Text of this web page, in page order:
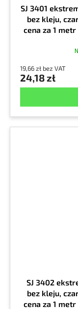
SJ 3401
bez kleju,
cena za 1
19,66 zł bez VAT
24,18 zł
SJ 3402
bez kleju,
cena za 1